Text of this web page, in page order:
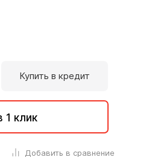
Купить в кредит
1 клик
Добавить в сравнение